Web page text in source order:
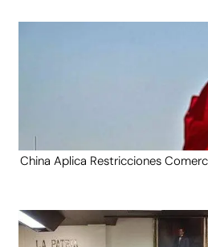
China Aplica Restricciones